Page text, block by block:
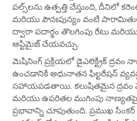
పల్స్‌లను ఉత్పత్తి చేస్తుంది, దీనిలో
మరియు పౌనఃపున్యం వంటి
ద్వారా పదార్థం తొలగింపు రేటు
ఆప్టిమైజ్ చేయవచ్చు.
మెషినింగ్ ప్రక్రియలో డైఎలెక్ట్రిక్ ద్రవం
ఉంచడానికి అధునాతన ఫిల్టరేషన్
సహాయపడతాయి. కలుషితమైన ద్రవం
మరియు ఉపరితల ముగింపు
ప్రభావాన్ని చూపుతుంది. ప్రముఖ